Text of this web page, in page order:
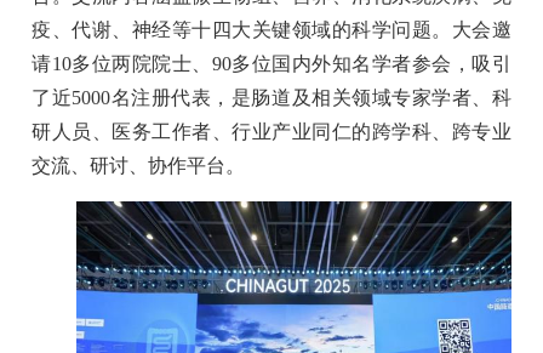
疫、代谢、神经等十四大关键领域的科学问题。大会邀
请10多位两院院士、90多位国内外知名学者参会，吸引
了近5000名注册代表，是肠道及相关领域专家学者、科
研人员、医务工作者、行业产业同仁的跨学科、跨专业
交流、研讨、协作平台。